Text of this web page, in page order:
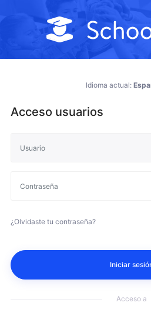
Idioma actual:
Acceso usuarios
¿Olvidaste tu contraseña?
Iniciar
Acceso a